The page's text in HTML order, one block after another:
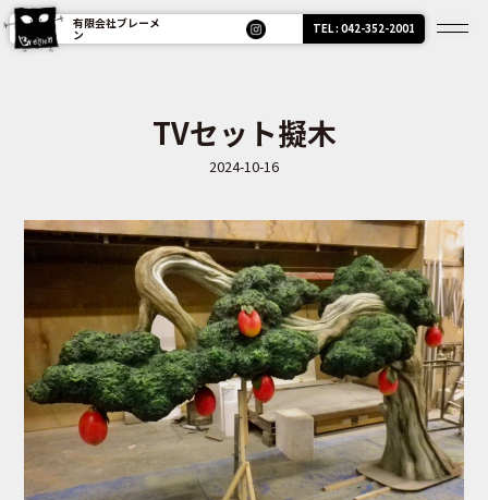
有限会社ブレーメ
ン TEL : 042-352-2001
TVセット擬木
2024-10-16